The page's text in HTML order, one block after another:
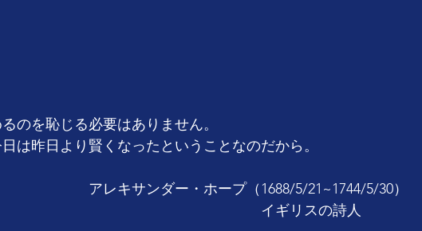
のを恥じる必要はありません。
は昨日より賢くなったということなのだから。
・ホープ（1688/5/21~1744/5/30）
スの詩人